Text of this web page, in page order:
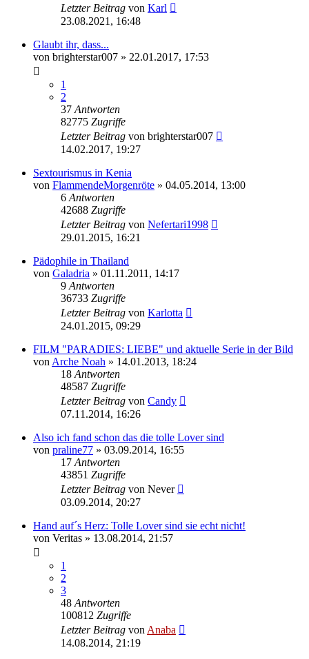
Letzter Beitrag von Karl
23.08.2021, 16:48
Glaubt ihr, dass...
von brighterstar007 » 22.01.2017, 17:53
1
2
37 Antworten
82775 Zugriffe
Letzter Beitrag von brighterstar007
14.02.2017, 19:27
Sextourismus in Kenia
von FlammendeMorgenröte » 04.05.2014, 13:00
6 Antworten
42688 Zugriffe
Letzter Beitrag von Nefertari1998
29.01.2015, 16:21
Pädophile in Thailand
von Galadria » 01.11.2011, 14:17
9 Antworten
36733 Zugriffe
Letzter Beitrag von Karlotta
24.01.2015, 09:29
FILM "PARADIES: LIEBE" und aktuelle Serie in der Bild
von Arche Noah » 14.01.2013, 18:24
18 Antworten
48587 Zugriffe
Letzter Beitrag von Candy
07.11.2014, 16:26
Also ich fand schon das die tolle Lover sind
von praline77 » 03.09.2014, 16:55
17 Antworten
43851 Zugriffe
Letzter Beitrag von Never
03.09.2014, 20:27
Hand auf´s Herz: Tolle Lover sind sie echt nicht!
von Veritas » 13.08.2014, 21:57
1
2
3
48 Antworten
100812 Zugriffe
Letzter Beitrag von Anaba
14.08.2014, 21:19